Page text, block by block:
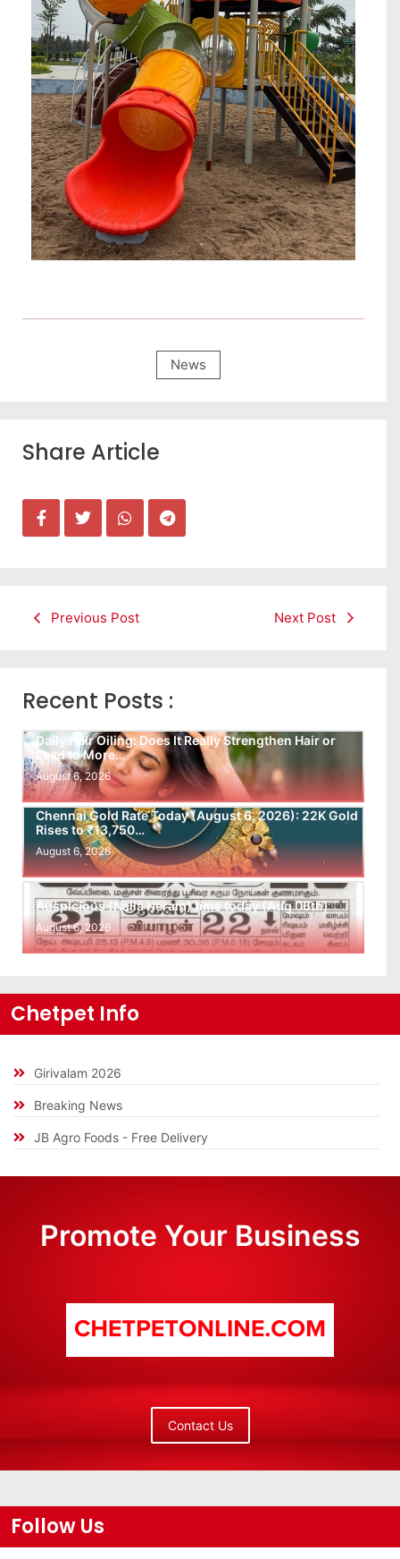
News
Share Article
Previous Post Next Post
Recent Posts :
Daily Hair Oiling: Does It Really Strengthen Hair or
Lead to More…
August 6, 2026
Chennai Gold Rate Today (August 6, 2026): 22K Gold
Rises to ₹13,750…
August 6, 2026
Auspicious (Nalla Neram) time today (Aug 06th)
August 6, 2026
Chetpet Info
Girivalam 2026
Breaking News
JB Agro Foods - Free Delivery
Promote Your Business
Contact Us
Follow Us